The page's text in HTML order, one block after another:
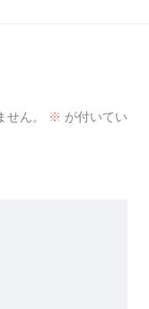
ん。 ※ が付いてい